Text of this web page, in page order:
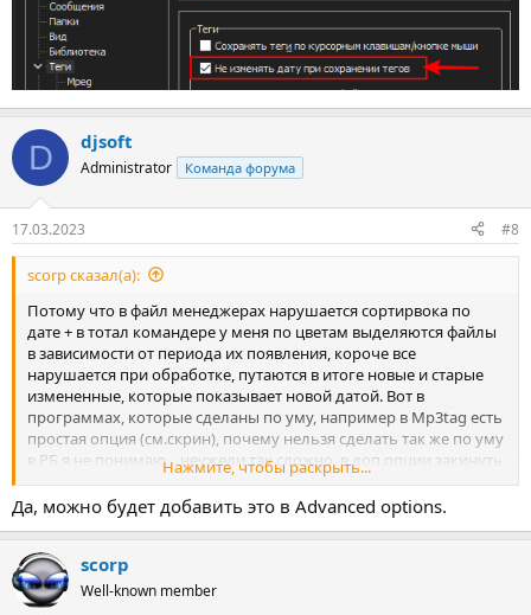
D djsoft
Administrator Команда форума
17.03.2023 #8
scorp сказал(а):
Потому что в файл менеджерах нарушается сортирвока по
дате + в тотал командере у меня по цветам выделяются файлы
в зависимости от периода их появления, короче все
нарушается при обработке, путаются в итоге новые и старые
измененные, которые показывает новой датой. Вот в
программах, которые сделаны по уму, например в Mp3tag есть
простая опция (см.скрин), почему нельзя сделать так же по уму
в РБ я не понимаю... неужели так сложно, в доп.опции закинуть
хотя бы.
Нажмите, чтобы раскрыть...
Да, можно будет добавить это в Advanced options.
scorp
Well-known member